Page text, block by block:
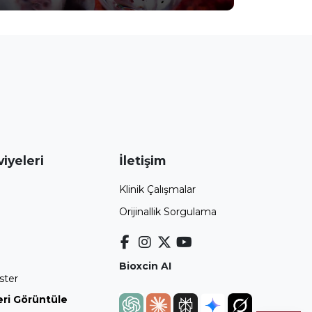
Görüntüle
İletişim
Klinik Çalışmalar
Orijinallik Sorgulama
Bioxcin AI